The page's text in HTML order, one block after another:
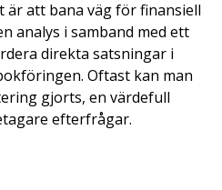
är att bana väg för finansiell
analys i samband med ett
direkta satsningar i
Oftast kan man
gjorts, en värdefull
efterfrågar.